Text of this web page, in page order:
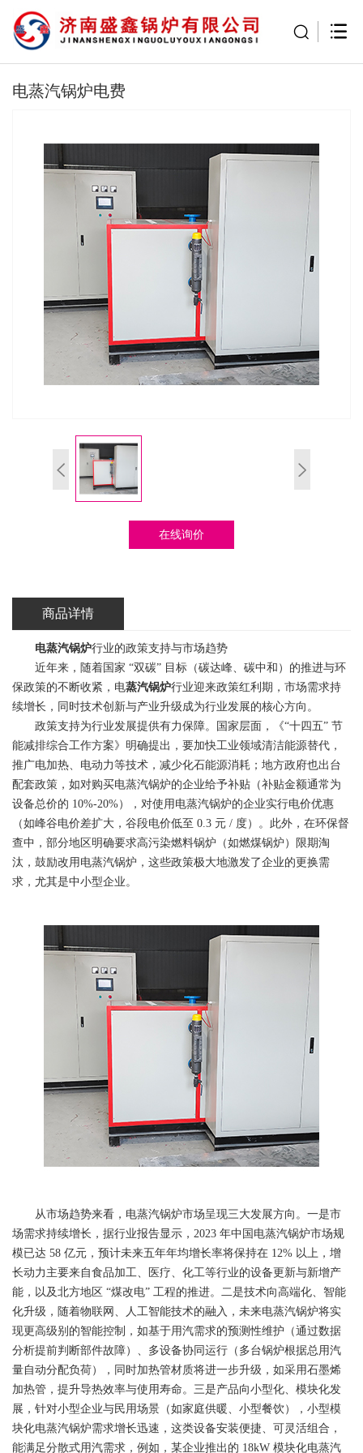
电蒸汽锅炉电费
在线询价
商品详情
电蒸汽锅炉行业的政策支持与市场趋势
近年来，随着国家 “双碳” 目标（碳达峰、碳中和）的推进与环
保政策的不断收紧，电蒸汽锅炉行业迎来政策红利期，市场需求持
续增长，同时技术创新与产业升级成为行业发展的核心方向。
政策支持为行业发展提供有力保障。国家层面，《“十四五” 节
能减排综合工作方案》明确提出，要加快工业领域清洁能源替代，
推广电加热、电动力等技术，减少化石能源消耗；地方政府也出台
配套政策，如对购买电蒸汽锅炉的企业给予补贴（补贴金额通常为
设备总价的 10%-20%），对使用电蒸汽锅炉的企业实行电价优惠
（如峰谷电价差扩大，谷段电价低至 0.3 元 / 度）。此外，在环保督
查中，部分地区明确要求高污染燃料锅炉（如燃煤锅炉）限期淘
汰，鼓励改用电蒸汽锅炉，这些政策极大地激发了企业的更换需
求，尤其是中小型企业。
从市场趋势来看，电蒸汽锅炉市场呈现三大发展方向。一是市
场需求持续增长，据行业报告显示，2023 年中国电蒸汽锅炉市场规
模已达 58 亿元，预计未来五年年均增长率将保持在 12% 以上，增
长动力主要来自食品加工、医疗、化工等行业的设备更新与新增产
能，以及北方地区 “煤改电” 工程的推进。二是技术向高端化、智能
化升级，随着物联网、人工智能技术的融入，未来电蒸汽锅炉将实
现更高级别的智能控制，如基于用汽需求的预测性维护（通过数据
分析提前判断部件故障）、多设备协同运行（多台锅炉根据总用汽
量自动分配负荷），同时加热管材质将进一步升级，如采用石墨烯
加热管，提升导热效率与使用寿命。三是产品向小型化、模块化发
展，针对小型企业与民用场景（如家庭供暖、小型餐饮），小型模
块化电蒸汽锅炉需求增长迅速，这类设备安装便捷、可灵活组合，
能满足分散式用汽需求，例如，某企业推出的 18kW 模块化电蒸汽